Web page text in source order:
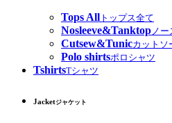
Tops All トップス全て
Nosleeve&Tanktop ノ
Cutsew&Tunicカットソ
Polo shirtsポロシャツ
TshirtsTシャツ
Jacketジャケット